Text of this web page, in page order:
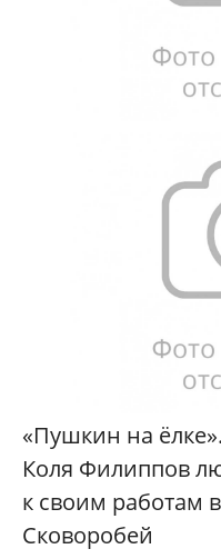
«Пушкин на
Коля Филиппов
к своим работам
Сковоробей